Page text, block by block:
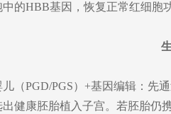
的HBB基因，恢复正常红细胞
（PGD/PGS）+基因编辑：先
健康胚胎植入子宫。若胚胎仍